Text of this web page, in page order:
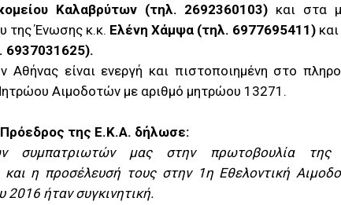
Καλαβρύτων (τηλ. 2692360103) και στα
της Ένωσης κ.κ. Ελένη Χάμψα (τηλ. 6977695411) και
6937031625).
είναι ενεργή και πιστοποιημένη στο
Αιμοδοτών με αριθμό μητρώου 13271.
της Ε.Κ.Α. δήλωσε:
συμπατριωτών μας στην πρωτοβουλία της
η προσέλευσή τους στην 1η Εθελοντική
2016 ήταν συγκινητική.